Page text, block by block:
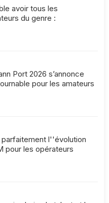
avoir tous les
du genre :
Port 2026 s’annonce
pour les amateurs
l''évolution
pour les opérateurs